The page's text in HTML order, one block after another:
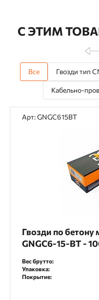
С ЭТИМ
Все Гвозди тип
Кабельно-
Арт: GNGC615BT
Гвозди по бетону
GNGC6-15-BT -
Вес брутто:
Упаковка:
Покрытие: